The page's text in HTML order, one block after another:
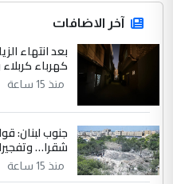
التعليق : قرار
للوزاره ولا للمواطن
الاستماع للمدير
الموضوع :
وزير الصحة
العام في بغداد
سردار
التعليق : واحد من
جنسية الرافد الثالث
آخر الاضافات
بعد انتهاء
كهرباء
منذ 15 ساعة
جنوب لبنان:
شقرا…
منذ 15 ساعة